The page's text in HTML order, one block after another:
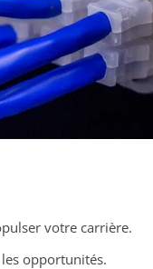
votre carrière.
opportunités.